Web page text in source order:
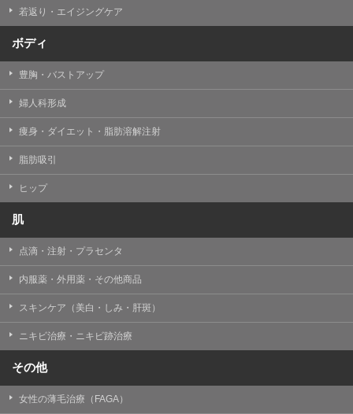
若返り・エイジングケア
ボディ
豊胸・バストアップ
婦人科形成
痩身・ダイエット・脂肪溶解注射
脂肪吸引
ヒップ
肌
点滴・注射・プラセンタ
内服薬・外用薬・その他商品
スキンケア（美白・しみ・肝斑）
ニキビ治療・ニキビ跡治療
その他
女性の薄毛治療（FAGA）